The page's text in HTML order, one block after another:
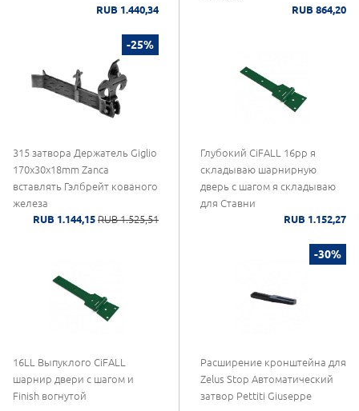
RUB 1.440,34
RUB 864,20
-25%
315 затвора Держатель Giglio
170x30x18mm Zanca
вставлять Гэлбрейт кованого
железа
RUB 1.144,15 RUB 1.525,51
Глубокий CiFALL 16pp я
складываю шарнирную
дверь с шагом я складываю
для Ставни
RUB 1.152,27
16LL Выпуклого CiFALL
шарнир двери с шагом и
Finish вогнутой
-30%
Расширение кронштейна для
Zelus Stop Автоматический
затвор Pettiti Giuseppe